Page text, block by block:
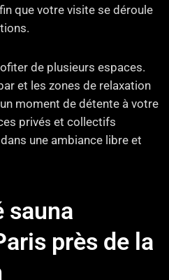
que votre visite se déroule
de plusieurs espaces.
et les zones de relaxation
moment de détente à votre
privés et collectifs
une ambiance libre et
sauna
près de la